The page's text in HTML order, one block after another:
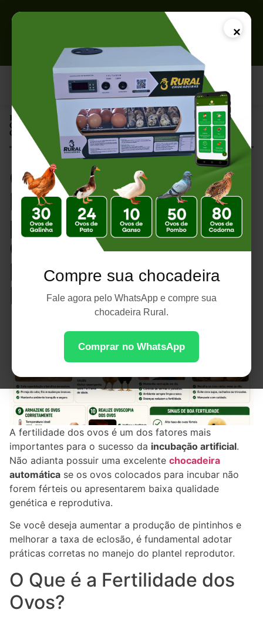
×
Compre sua chocadeira
Fale agora pelo WhatsApp e compre sua
chocadeira Rural.
Comprar no WhatsApp
Página Inicial |
Como Aumentar a Fertilidade dos Ovos para Incubação: Guia
Completo para Melhorar a Taxa de Nascimento
Como Aumentar a
Fertilidade dos Ovos
para Incubação: Guia
Completo para
Melhorar a Taxa de
Nascimento
A fertilidade dos ovos é um dos fatores mais
importantes para o sucesso da incubação artificial.
Não adianta possuir uma excelente chocadeira
automática se os ovos colocados para incubar não
forem férteis ou apresentarem baixa qualidade
genética e reprodutiva.
Se você deseja aumentar a produção de pintinhos e
melhorar a taxa de eclosão, é fundamental adotar
práticas corretas no manejo do plantel reprodutor.
O Que é a Fertilidade dos
Ovos?